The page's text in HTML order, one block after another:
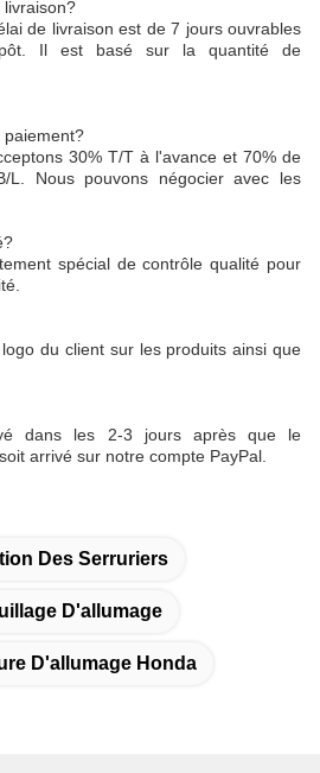
livraison?
de livraison est de 7 jours ouvrables
Il est basé sur la quantité de
paiement?
30% T/T à l'avance et 70% de
L. Nous pouvons négocier avec les
spécial de contrôle qualité pour
du client sur les produits ainsi que
dans les 2-3 jours après que le
arrivé sur notre compte PayPal.
Des Serruriers
D'allumage
D'allumage Honda